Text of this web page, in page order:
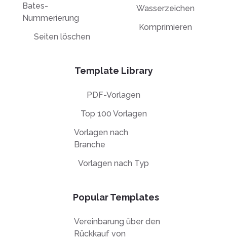
Bates-
Nummerierung
Seiten löschen
Wasserzeichen
Komprimieren
Template Library
PDF-Vorlagen
Top 100 Vorlagen
Vorlagen nach
Branche
Vorlagen nach Typ
Popular Templates
Vereinbarung über den
Rückkauf von